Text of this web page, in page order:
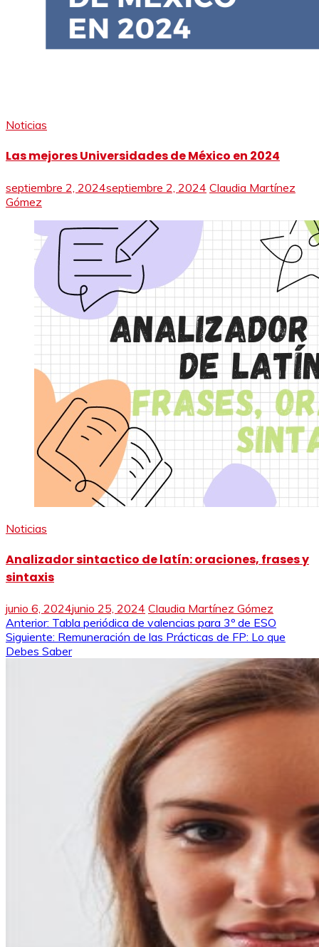
Noticias
Las mejores Universidades de México en 2024
septiembre 2, 2024septiembre 2, 2024 Claudia Martínez
Gómez
Noticias
Analizador sintactico de latín: oraciones, frases y
sintaxis
junio 6, 2024junio 25, 2024 Claudia Martínez Gómez
Navegación
de
Anterior: Tabla periódica de valencias para 3º de ESO
Siguiente: Remuneración de las Prácticas de FP: Lo que
Debes Saber